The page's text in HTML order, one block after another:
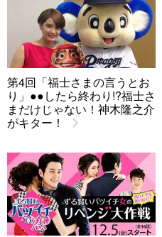
第4回「福士さまの言うとお
り」●●したら終わり!?福士さ
まだけじゃない！神木隆之介
がキター！